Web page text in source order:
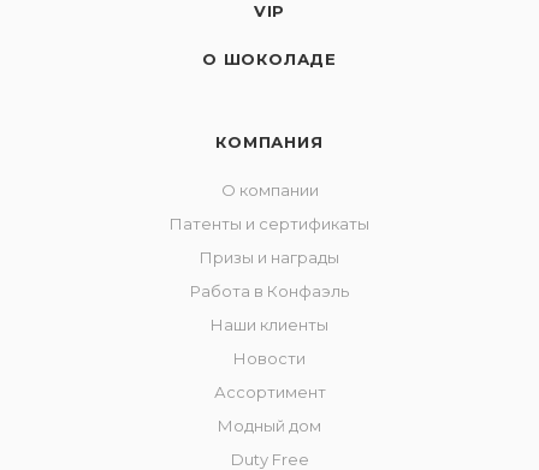
VIP
О ШОКОЛАДЕ
КОМПАНИЯ
О компании
Патенты и сертификаты
Призы и награды
Работа в Конфаэль
Наши клиенты
Новости
Ассортимент
Модный дом
Duty Free